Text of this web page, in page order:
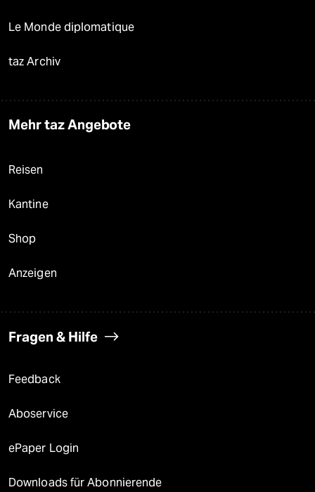
Le Monde diplomatique
taz Archiv
Mehr taz Angebote
Reisen
Kantine
Shop
Anzeigen
Fragen & Hilfe
Feedback
Aboservice
ePaper Login
Downloads für Abonnierende